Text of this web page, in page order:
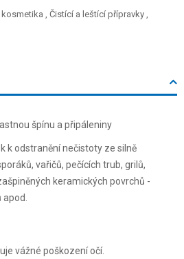
kosmetika , Čistící a leštící přípravky ,
špínu a připáleniny
k odstranění nečistoty ze silně
vařičů, pečících trub, grilů,
keramických povrchů -
vážné poškození očí.